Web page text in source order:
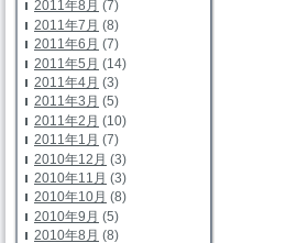
2011年8月 (7)
2011年7月 (8)
2011年6月 (7)
2011年5月 (14)
2011年4月 (3)
2011年3月 (5)
2011年2月 (10)
2011年1月 (7)
2010年12月 (3)
2010年11月 (3)
2010年10月 (8)
2010年9月 (5)
2010年8月 (8)